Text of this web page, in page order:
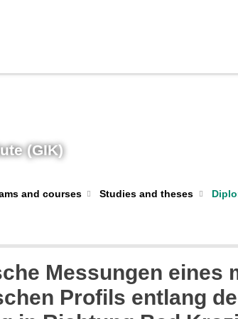
(GIK)
and courses Studies and theses
Messungen eines
Profils entlang